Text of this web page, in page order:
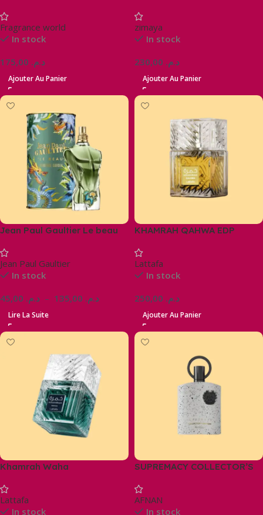
Fragrance world
In stock
د.م.
Ajouter Au Panier
zimaya
In stock
د.م.
Ajouter Au Panier
Jean Paul Gaultier Le beau
Jean Paul Gaultier
In stock
د.م. – د.م.
Lire La Suite
KHAMRAH QAHWA EDP
Lattafa
In stock
د.م.
Ajouter Au Panier
Khamrah Waha
Lattafa
In stock
SUPREMACY COLLECTOR’S
AFNAN
In stock